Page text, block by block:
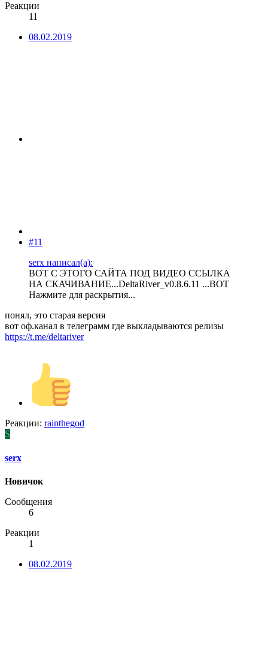
Реакции
11
08.02.2019
#11
serx написал(а):
ВОТ С ЭТОГО САЙТА ПОД ВИДЕО ССЫЛКА
НА СКАЧИВАНИЕ...DeltaRiver_v0.8.6.11 ...ВОТ
Нажмите для раскрытия...
понял, это старая версия
вот оф.канал в телеграмм где выкладываются релизы
https://t.me/deltariver
Реакции: rainthegod
S
serx
Новичок
Сообщения
6
Реакции
1
08.02.2019